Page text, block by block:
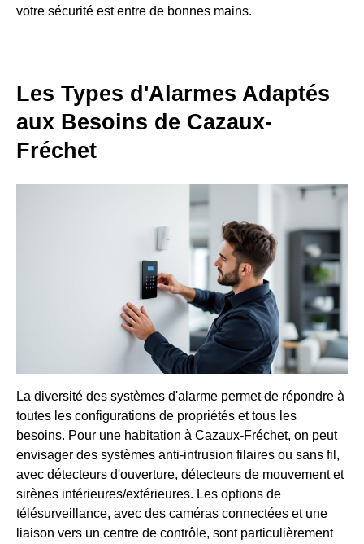
votre sécurité est entre de bonnes mains.
Les Types d'Alarmes Adaptés
aux Besoins de Cazaux-
Fréchet
La diversité des systèmes d'alarme permet de répondre à
toutes les configurations de propriétés et tous les
besoins. Pour une habitation à Cazaux-Fréchet, on peut
envisager des systèmes anti-intrusion filaires ou sans fil,
avec détecteurs d'ouverture, détecteurs de mouvement et
sirènes intérieures/extérieures. Les options de
télésurveillance, avec des caméras connectées et une
liaison vers un centre de contrôle, sont particulièrement